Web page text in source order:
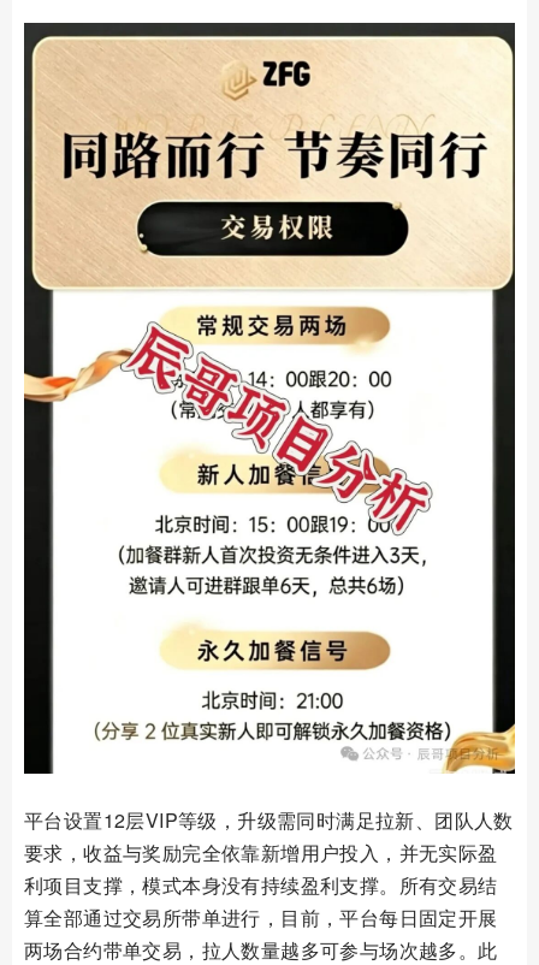
平台设置12层VIP等级，升级需同时满足拉新、团队人数
要求，收益与奖励完全依靠新增用户投入，并无实际盈
利项目支撑，模式本身没有持续盈利支撑。所有交易结
算全部通过交易所带单进行，目前，平台每日固定开展
两场合约带单交易，拉人数量越多可参与场次越多。此